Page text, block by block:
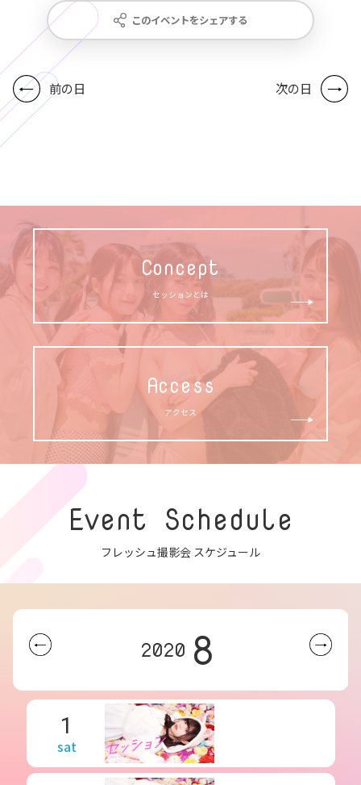
このイベントをシェアする
前の日 次の日
Concept
セッションとは
Access
アクセス
Event Schedule
フレッシュ撮影会 スケジュール
2020 8
1
sat